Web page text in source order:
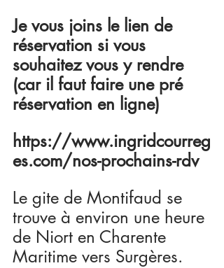
Je vous joins le lien de
réservation si vous
souhaitez vous y rendre
(car il faut faire une pré
réservation en ligne)
https://www.ingridcourreg
es.com/nos-prochains-rdv
Le gite de Montifaud se
trouve à environ une heure
de Niort en Charente
Maritime vers Surgères.